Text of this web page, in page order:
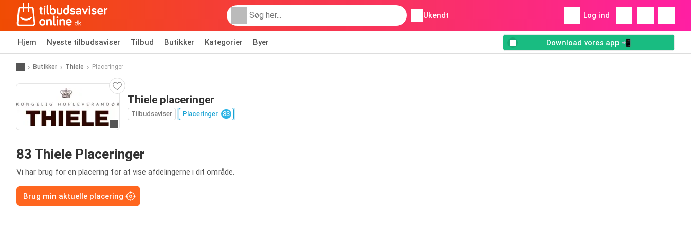
Ukendt Log ind
Hjem Nyeste tilbudsaviser Tilbud Butikker Kategorier Byer Download vores app 📲
Butikker Thiele Placeringer
Thiele placeringer
Tilbudsaviser Placeringer 83
83 Thiele Placeringer
Vi har brug for en placering for at vise afdelingerne i dit område.
Brug min aktuelle placering